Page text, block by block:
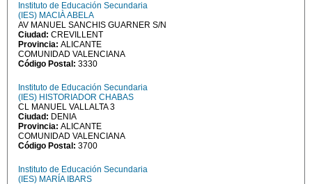
Instituto de Educación Secundaria
(IES) MACIÀ ABELA
AV MANUEL SANCHIS GUARNER S/N
Ciudad: CREVILLENT
Provincia: ALICANTE
COMUNIDAD VALENCIANA
Código Postal: 3330
Instituto de Educación Secundaria
(IES) HISTORIADOR CHABAS
CL MANUEL VALLALTA 3
Ciudad: DENIA
Provincia: ALICANTE
COMUNIDAD VALENCIANA
Código Postal: 3700
Instituto de Educación Secundaria
(IES) MARÍA IBARS